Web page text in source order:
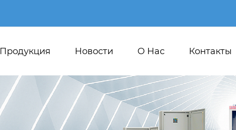
Продукция Новости О Hас Контакты